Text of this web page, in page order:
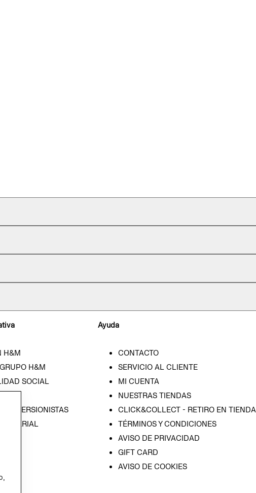
H&M
H&M
SOCIAL
INVERSIONISTAS
Ayuda
CONTACTO
SERVICIO AL CLIENTE
MI CUENTA
NUESTRAS TIENDAS
CLICK&COLLECT - RETIRO EN TIENDA
TÉRMINOS Y CONDICIONES
AVISO DE PRIVACIDAD
GIFT CARD
AVISO DE COOKIES